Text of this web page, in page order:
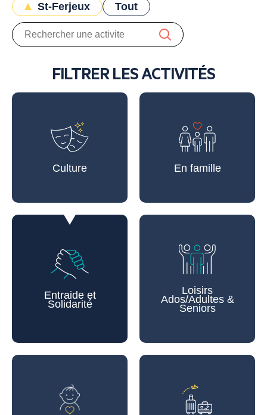
St-Ferjeux
Tout
FILTRER LES ACTIVITÉS
Culture En famille
Entraide et
Solidarité
Loisirs
Ados/Adultes &
Seniors